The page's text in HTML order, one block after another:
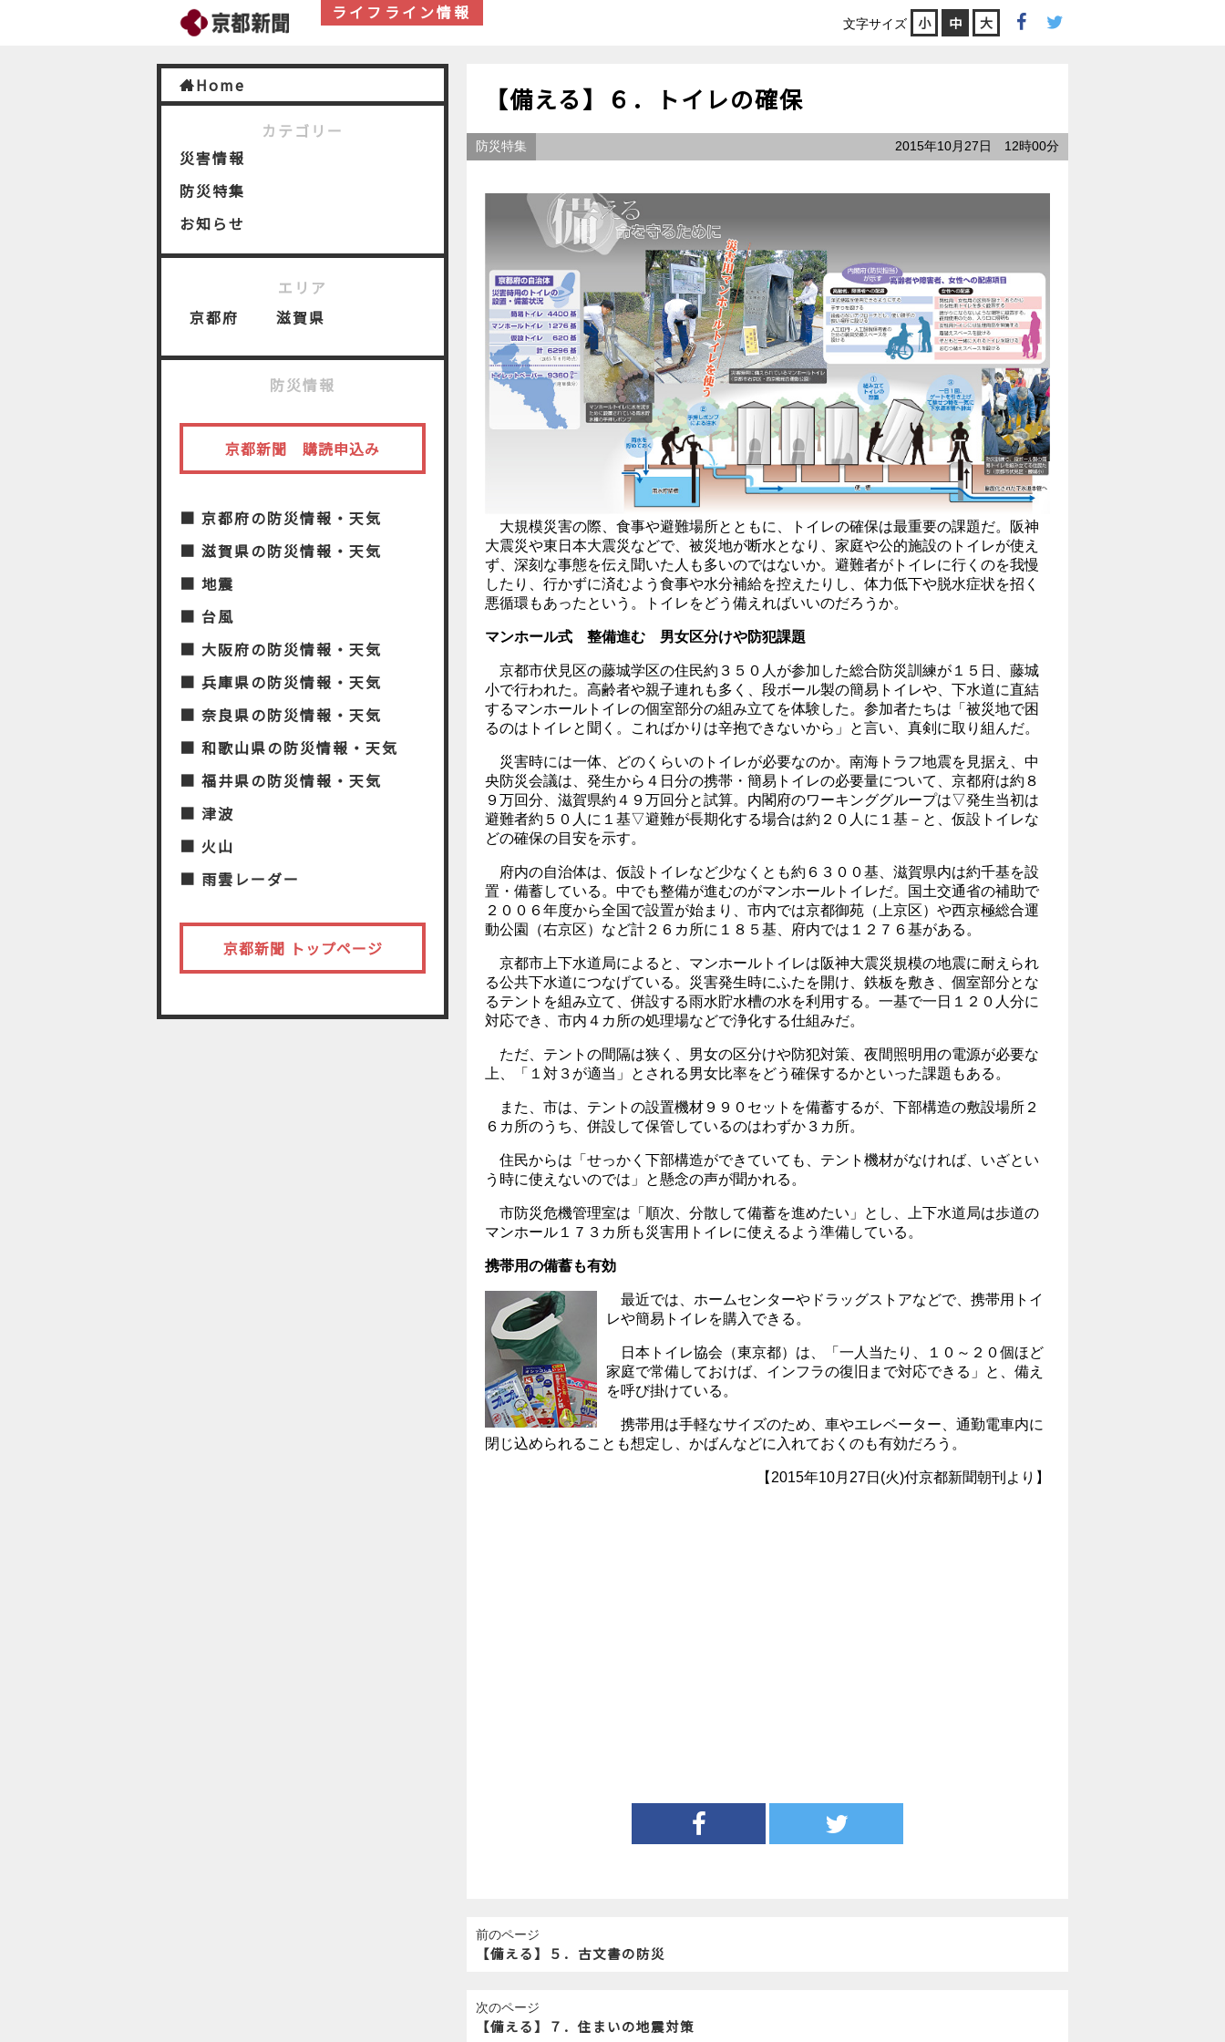
ライフライン情報
文字サイズ 小 中 大
Home
カテゴリー
災害情報
防災特集
お知らせ
エリア
京都府
滋賀県
防災情報
京都新聞 購読申込み
■ 京都府の防災情報・天気
■ 滋賀県の防災情報・天気
■ 地震
■ 台風
■ 大阪府の防災情報・天気
■ 兵庫県の防災情報・天気
■ 奈良県の防災情報・天気
■ 和歌山県の防災情報・天気
■ 福井県の防災情報・天気
■ 津波
■ 火山
■ 雨雲レーダー
京都新聞 トップページ
【備える】６．トイレの確保
防災特集 2015年10月27日 12時00分
大規模災害の際、食事や避難場所とともに、トイレの確保は最重要の課題だ。阪神
大震災や東日本大震災などで、被災地が断水となり、家庭や公的施設のトイレが使え
ず、深刻な事態を伝え聞いた人も多いのではないか。避難者がトイレに行くのを我慢
したり、行かずに済むよう食事や水分補給を控えたりし、体力低下や脱水症状を招く
悪循環もあったという。トイレをどう備えればいいのだろうか。
マンホール式 整備進む 男女区分けや防犯課題
京都市伏見区の藤城学区の住民約３５０人が参加した総合防災訓練が１５日、藤城
小で行われた。高齢者や親子連れも多く、段ボール製の簡易トイレや、下水道に直結
するマンホールトイレの個室部分の組み立てを体験した。参加者たちは「被災地で困
るのはトイレと聞く。こればかりは辛抱できないから」と言い、真剣に取り組んだ。
災害時には一体、どのくらいのトイレが必要なのか。南海トラフ地震を見据え、中
央防災会議は、発生から４日分の携帯・簡易トイレの必要量について、京都府は約８
９万回分、滋賀県約４９万回分と試算。内閣府のワーキンググループは▽発生当初は
避難者約５０人に１基▽避難が長期化する場合は約２０人に１基－と、仮設トイレな
どの確保の目安を示す。
府内の自治体は、仮設トイレなど少なくとも約６３００基、滋賀県内は約千基を設
置・備蓄している。中でも整備が進むのがマンホールトイレだ。国土交通省の補助で
２００６年度から全国で設置が始まり、市内では京都御苑（上京区）や西京極総合運
動公園（右京区）など計２６カ所に１８５基、府内では１２７６基がある。
京都市上下水道局によると、マンホールトイレは阪神大震災規模の地震に耐えられ
る公共下水道につなげている。災害発生時にふたを開け、鉄板を敷き、個室部分とな
るテントを組み立て、併設する雨水貯水槽の水を利用する。一基で一日１２０人分に
対応でき、市内４カ所の処理場などで浄化する仕組みだ。
ただ、テントの間隔は狭く、男女の区分けや防犯対策、夜間照明用の電源が必要な
上、「１対３が適当」とされる男女比率をどう確保するかといった課題もある。
また、市は、テントの設置機材９９０セットを備蓄するが、下部構造の敷設場所２
６カ所のうち、併設して保管しているのはわずか３カ所。
住民からは「せっかく下部構造ができていても、テント機材がなければ、いざとい
う時に使えないのでは」と懸念の声が聞かれる。
市防災危機管理室は「順次、分散して備蓄を進めたい」とし、上下水道局は歩道の
マンホール１７３カ所も災害用トイレに使えるよう準備している。
携帯用の備蓄も有効
最近では、ホームセンターやドラッグストアなどで、携帯用トイ
レや簡易トイレを購入できる。
日本トイレ協会（東京都）は、「一人当たり、１０～２０個ほど
家庭で常備しておけば、インフラの復旧まで対応できる」と、備え
を呼び掛けている。
携帯用は手軽なサイズのため、車やエレベーター、通勤電車内に
閉じ込められることも想定し、かばんなどに入れておくのも有効だろう。
【2015年10月27日(火)付京都新聞朝刊より】
前のページ
【備える】５．古文書の防災
次のページ
【備える】７．住まいの地震対策